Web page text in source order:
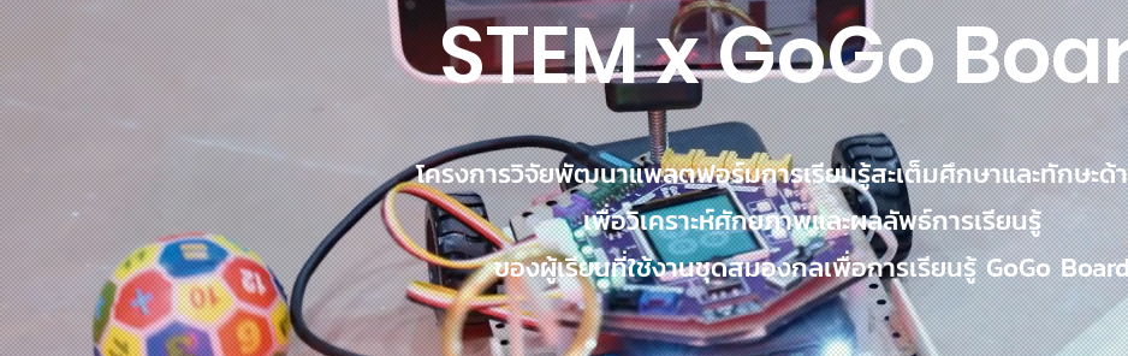
STEM x GoGo
โครงการวิจัยพัฒนาแพลตฟอร์มการเรียนรู้สะเต็มศึกษาและทักษะด้
เพื่อวิเคราะห์ศักยภาพและผลลัพธ์การเรียนรู้
ของผู้เรียนที่ใช้งานชุดสมองกลเพื่อการเรียนรู้ GoGo